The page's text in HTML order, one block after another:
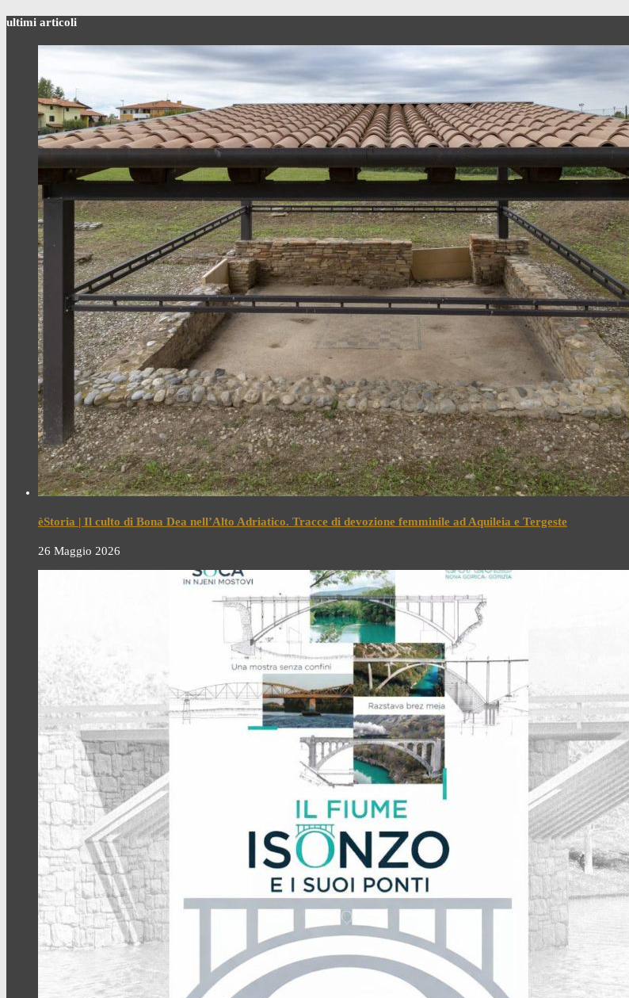
ultimi articoli
èStoria | Il culto di Bona Dea nell’Alto Adriatico. Tracce di devozione femminile ad Aquileia e Tergeste
26 Maggio 2026